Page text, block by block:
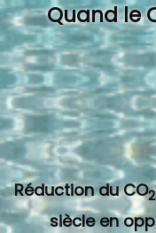
Quand le
Réduction du CO2
siècle en